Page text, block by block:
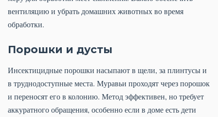
вентиляцию и убрать домашних животных во время
обработки.
Порошки и дусты
Инсектицидные порошки насыпают в щели, за плинтусы и
в труднодоступные места. Муравьи проходят через порошок
и переносят его в колонию. Метод эффективен, но требует
аккуратного обращения, особенно если в доме есть дети